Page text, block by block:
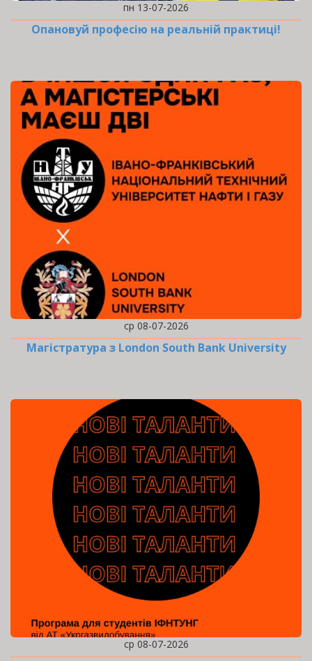
пн 13-07-2026
Опановуй професію на реальній практиці!
ср 08-07-2026
Магістратура з London South Bank University
ср 08-07-2026